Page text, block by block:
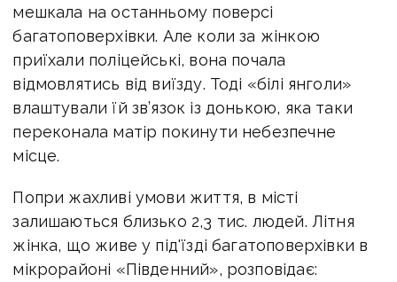
мешкала на останньому поверсі
багатоповерхівки. Але коли за жінкою
приїхали поліцейські, вона почала
відмовлятись від виїзду. Тоді «білі янголи»
влаштували їй зв’язок із донькою, яка таки
переконала матір покинути небезпечне
місце.
Попри жахливі умови життя, в місті
залишаються близько 2,3 тис. людей. Літня
жінка, що живе у під'їзді багатоповерхівки в
мікрорайоні «Південний», розповідає: